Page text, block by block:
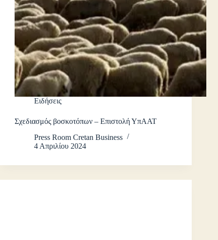
Ειδήσεις
Σχεδιασμός βοσκοτόπων – Επιστολή ΥπΑΑΤ
Press Room Cretan Business
4 Απριλίου 2024